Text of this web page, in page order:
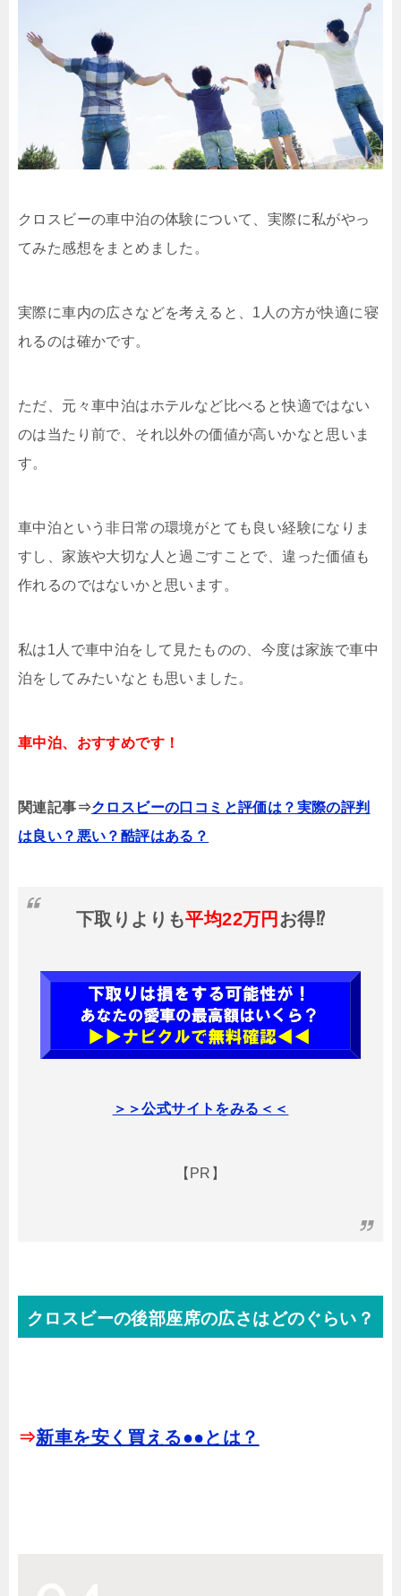
クロスビーの車中泊の体験について、実際に私がやっ
てみた感想をまとめました。
実際に車内の広さなどを考えると、1人の方が快適に寝
れるのは確かです。
ただ、元々車中泊はホテルなど比べると快適ではない
のは当たり前で、それ以外の価値が高いかなと思いま
す。
車中泊という非日常の環境がとても良い経験になりま
すし、家族や大切な人と過ごすことで、違った価値も
作れるのではないかと思います。
私は1人で車中泊をして見たものの、今度は家族で車中
泊をしてみたいなとも思いました。
車中泊、おすすめです！
関連記事⇒クロスビーの口コミと評価は？実際の評判
は良い？悪い？酷評はある？
下取りよりも平均22万円 お得⁉
＞＞公式サイトをみる＜＜
【PR】
クロスビーの後部座席の広さはどのぐらい？
⇒新車を安く買える●●とは？